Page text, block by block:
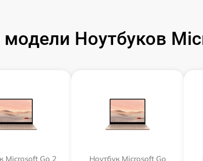
Ноутбуков
Microsoft Go 2 Ноутбук Microsoft Go